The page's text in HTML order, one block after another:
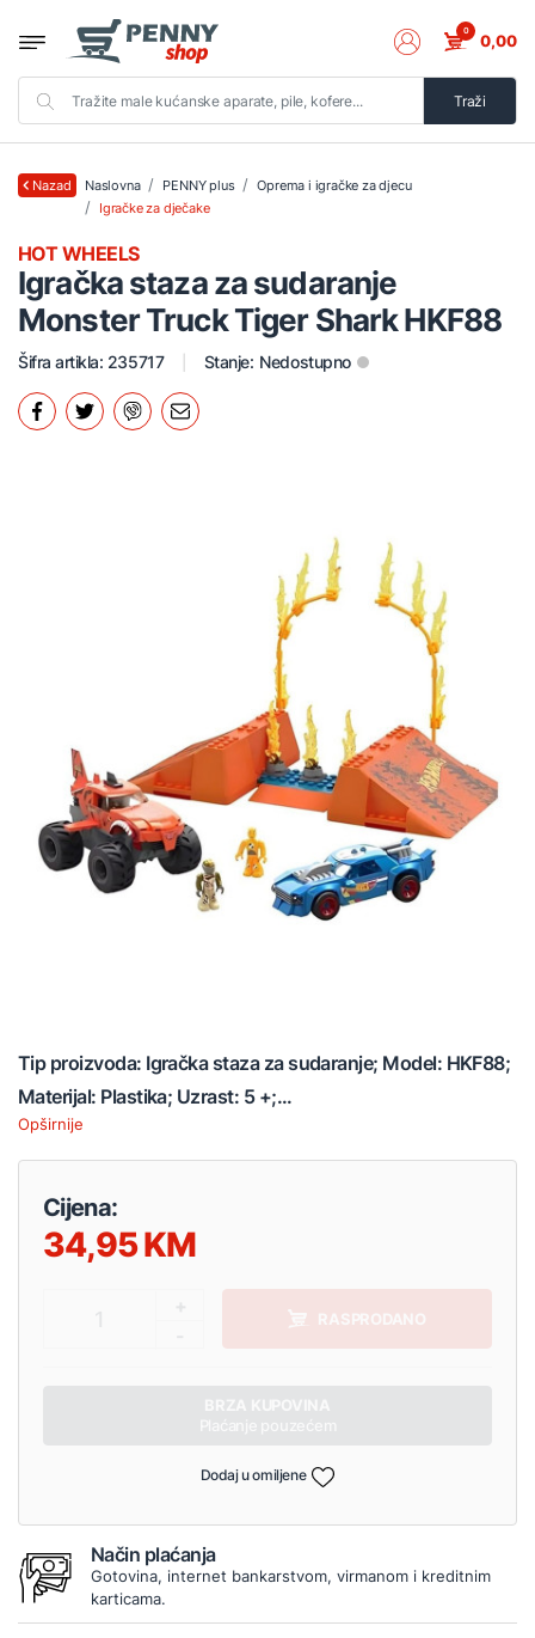
Traži
0 0,00
Nazad Naslovna PENNY plus
Oprema i igračke za djecu
Igračke za dječake
Igračka staza za sudaranje
Monster Truck Tiger Shark HKF88
HOT WHEELS
Šifra artikla: 235717 Stanje: Nedostupno
Tip proizvoda: Igračka staza za sudaranje; Model: HKF88;
Materijal: Plastika; Uzrast: 5 +;...
Opširnije
Cijena:
34,95
RASPRODANO
Dodaj u omiljene
Način plaćanja
Gotovina, internet bankarstvom, virmanom i kreditnim
karticama.